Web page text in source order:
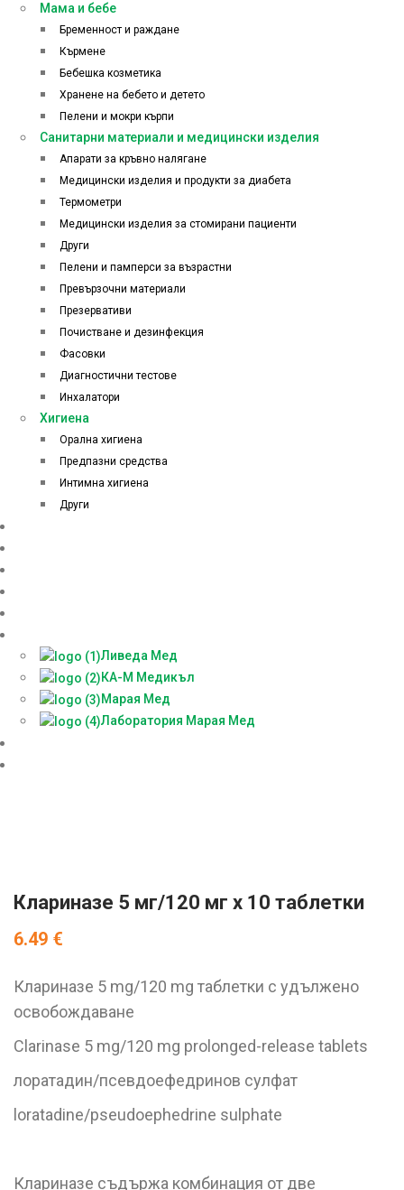
Мама и бебе
Бременност и раждане
Кърмене
Бебешка козметика
Хранене на бебето и детето
Пелени и мокри кърпи
Санитарни материали и медицински изделия
Апарати за кръвно налягане
Медицински изделия и продукти за диабета
Термометри
Медицински изделия за стомирани пациенти
Други
Пелени и памперси за възрастни
Превързочни материали
Презервативи
Почистване и дезинфекция
Фасовки
Диагностични тестове
Инхалатори
Хигиена
Орална хигиена
Предпазни средства
Интимна хигиена
Други
Ливеда Мед
КА-М Медикъл
Марая Мед
Лаборатория Марая Мед
Клариназе 5 мг/120 мг x 10 таблетки
6.49 €
Клариназе 5 mg/120 mg таблетки с удължено
освобождаване
Clarinase 5 mg/120 mg prolonged-release tablets
лоратадин/псевдоефедринов сулфат
loratadine/pseudoephedrine sulphate
Клариназе съдържа комбинация от две